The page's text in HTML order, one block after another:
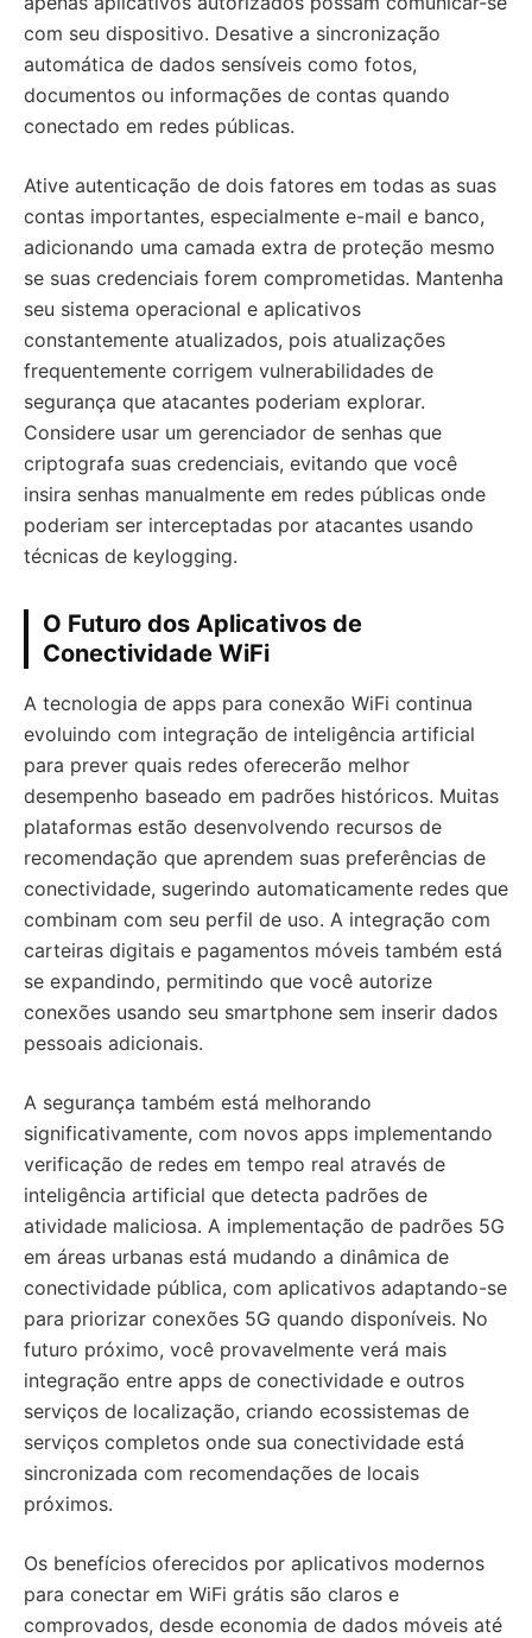
com seu dispositivo. Desative a sincronização
automática de dados sensíveis como fotos,
documentos ou informações de contas quando
conectado em redes públicas.
Ative autenticação de dois fatores em todas as suas
contas importantes, especialmente e-mail e banco,
adicionando uma camada extra de proteção mesmo
se suas credenciais forem comprometidas. Mantenha
seu sistema operacional e aplicativos
constantemente atualizados, pois atualizações
frequentemente corrigem vulnerabilidades de
segurança que atacantes poderiam explorar.
Considere usar um gerenciador de senhas que
criptografa suas credenciais, evitando que você
insira senhas manualmente em redes públicas onde
poderiam ser interceptadas por atacantes usando
técnicas de keylogging.
O Futuro dos Aplicativos de
Conectividade WiFi
A tecnologia de apps para conexão WiFi continua
evoluindo com integração de inteligência artificial
para prever quais redes oferecerão melhor
desempenho baseado em padrões históricos. Muitas
plataformas estão desenvolvendo recursos de
recomendação que aprendem suas preferências de
conectividade, sugerindo automaticamente redes que
combinam com seu perfil de uso. A integração com
carteiras digitais e pagamentos móveis também está
se expandindo, permitindo que você autorize
conexões usando seu smartphone sem inserir dados
pessoais adicionais.
A segurança também está melhorando
significativamente, com novos apps implementando
verificação de redes em tempo real através de
inteligência artificial que detecta padrões de
atividade maliciosa. A implementação de padrões 5G
em áreas urbanas está mudando a dinâmica de
conectividade pública, com aplicativos adaptando-se
para priorizar conexões 5G quando disponíveis. No
futuro próximo, você provavelmente verá mais
integração entre apps de conectividade e outros
serviços de localização, criando ecossistemas de
serviços completos onde sua conectividade está
sincronizada com recomendações de locais
próximos.
Os benefícios oferecidos por aplicativos modernos
para conectar em WiFi grátis são claros e
comprovados, desde economia de dados móveis até